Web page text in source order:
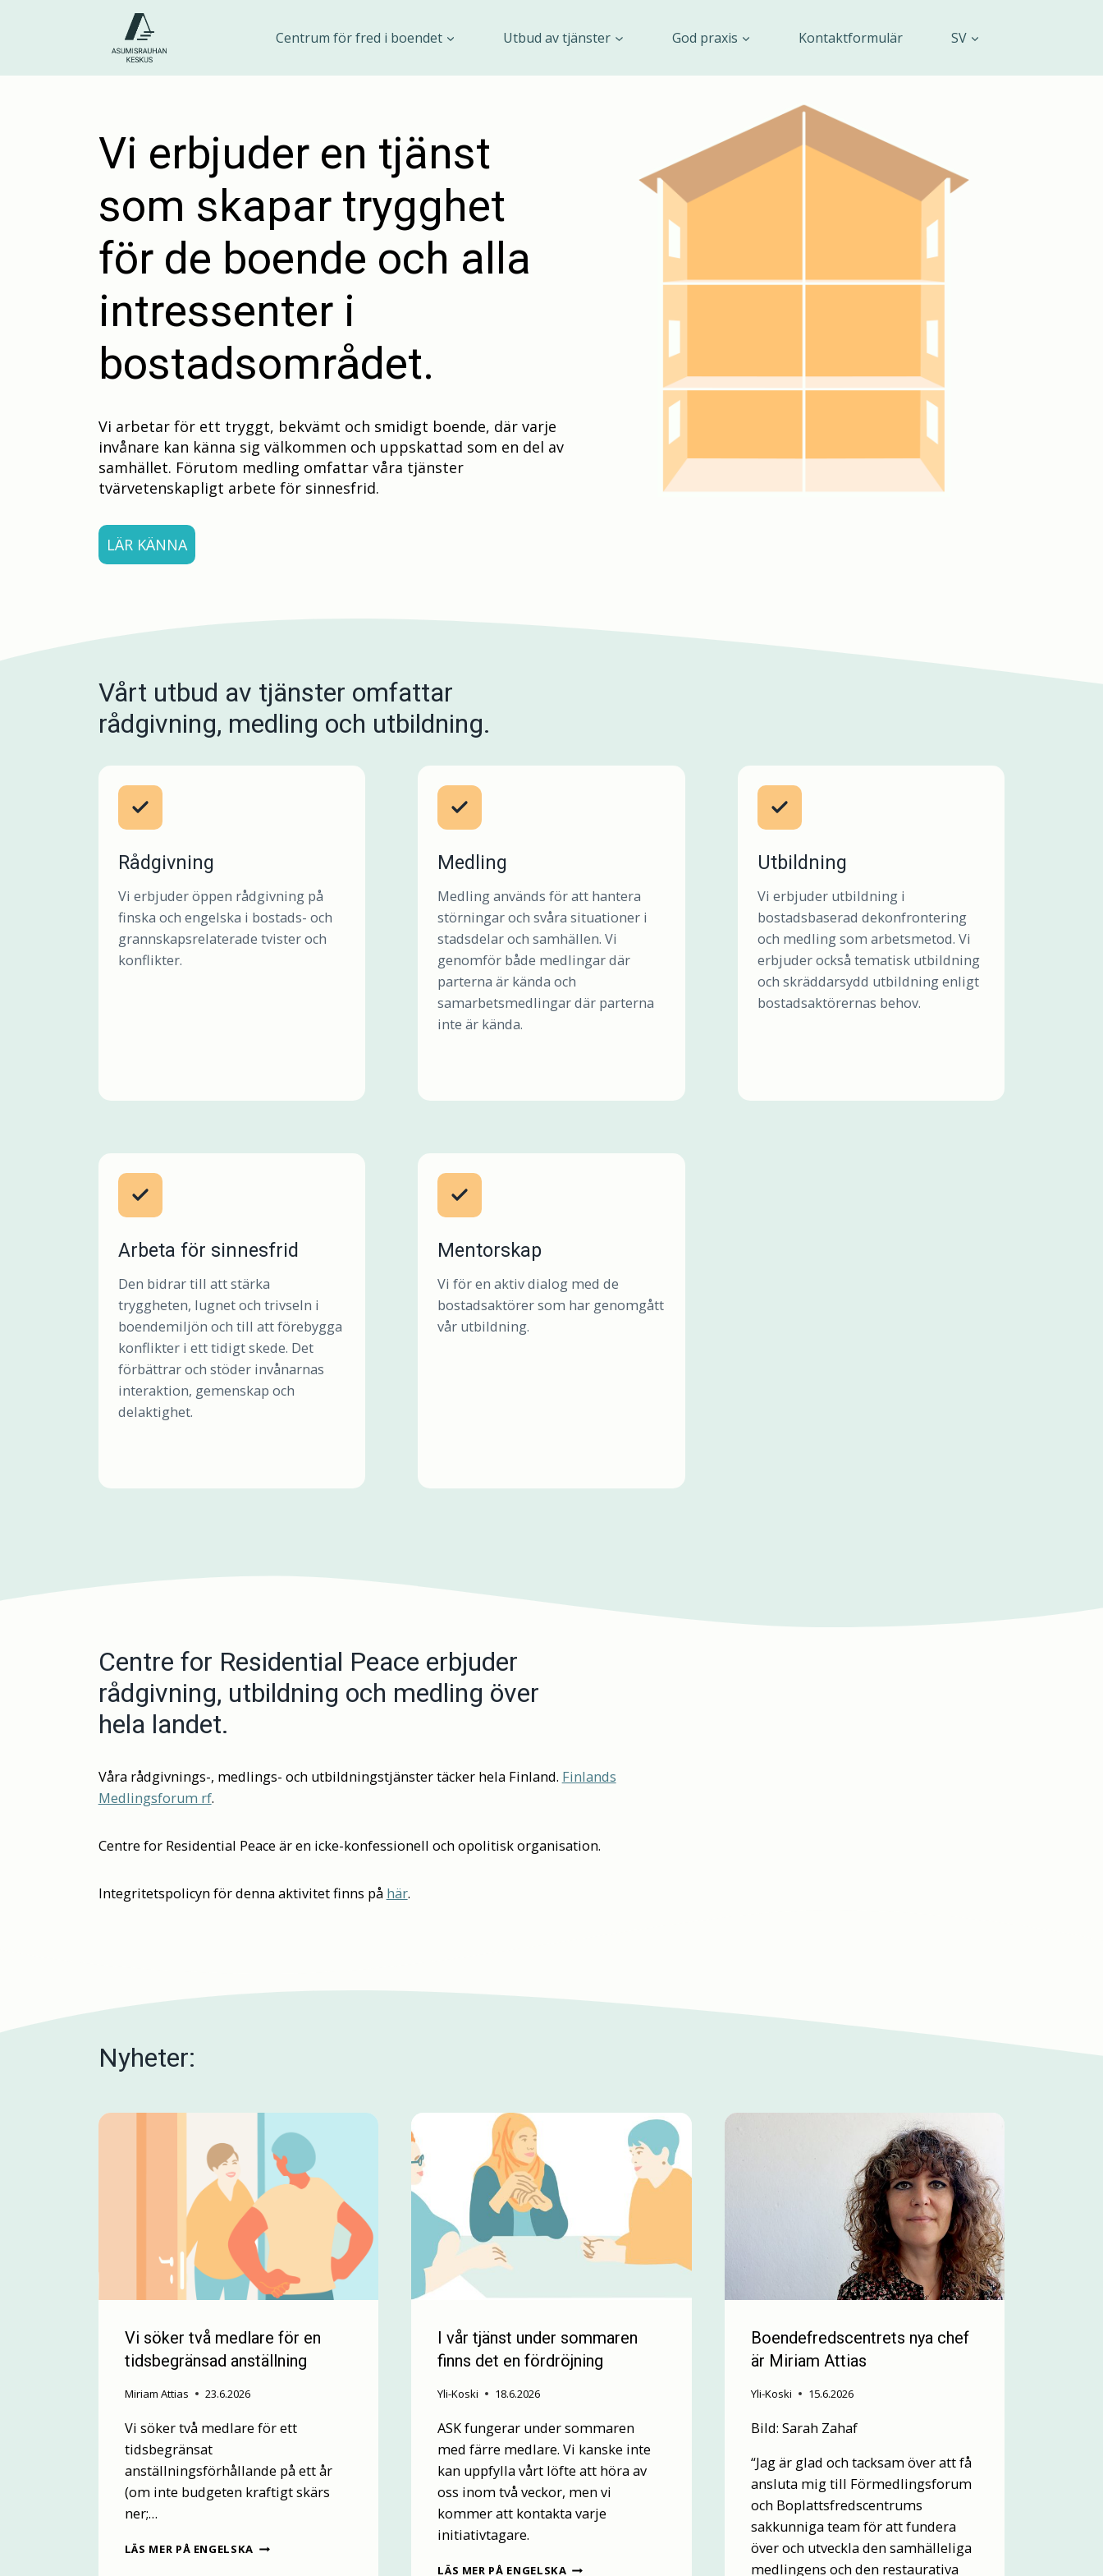
Centrum för fred i boendet Utbud av tjänster God praxis Kontaktformulär SV
Vi erbjuder en tjänst
som skapar trygghet
för de boende och alla
intressenter i
bostadsområdet.
Vi arbetar för ett tryggt, bekvämt och smidigt boende, där varje
invånare kan känna sig välkommen och uppskattad som en del av
samhället. Förutom medling omfattar våra tjänster
tvärvetenskapligt arbete för sinnesfrid.
LÄR KÄNNA
Vårt utbud av tjänster omfattar
rådgivning, medling och utbildning.
Rådgivning
Vi erbjuder öppen rådgivning på
finska och engelska i bostads- och
grannskapsrelaterade tvister och
konflikter.
Medling
Medling används för att hantera
störningar och svåra situationer i
stadsdelar och samhällen. Vi
genomför både medlingar där
parterna är kända och
samarbetsmedlingar där parterna
inte är kända.
Utbildning
Vi erbjuder utbildning i
bostadsbaserad dekonfrontering
och medling som arbetsmetod. Vi
erbjuder också tematisk utbildning
och skräddarsydd utbildning enligt
bostadsaktörernas behov.
Arbeta för sinnesfrid
Den bidrar till att stärka
tryggheten, lugnet och trivseln i
boendemiljön och till att förebygga
konflikter i ett tidigt skede. Det
förbättrar och stöder invånarnas
interaktion, gemenskap och
delaktighet.
Mentorskap
Vi för en aktiv dialog med de
bostadsaktörer som har genomgått
vår utbildning.
Centre for Residential Peace erbjuder
rådgivning, utbildning och medling över
hela landet.
Våra rådgivnings-, medlings- och utbildningstjänster täcker hela Finland. Finlands
Medlingsforum rf.
Centre for Residential Peace är en icke-konfessionell och opolitisk organisation.
Integritetspolicyn för denna aktivitet finns på här.
Nyheter:
Vi söker två medlare för en
tidsbegränsad anställning
Miriam Attias 23.6.2026
Vi söker två medlare för ett
tidsbegränsat
anställningsförhållande på ett år
(om inte budgeten kraftigt skärs
ner;…
LÄS MER PÅ ENGELSKA V
I vår tjänst under sommaren
finns det en fördröjning
Yli-Koski 18.6.2026
ASK fungerar under sommaren
med färre medlare. Vi kanske inte
kan uppfylla vårt löfte att höra av
oss inom två veckor, men vi
kommer att kontakta varje
initiativtagare.
LÄS MER PÅ ENGELSKAI
Boendefredscentrets nya chef
är Miriam Attias
Yli-Koski 15.6.2026
Bild: Sarah Zahaf
“Jag är glad och tacksam över att få
ansluta mig till Förmedlingsforum
och Boplattsfredscentrums
sakkunniga team för att fundera
över och utveckla den samhälleliga
medlingens och den restaurativa